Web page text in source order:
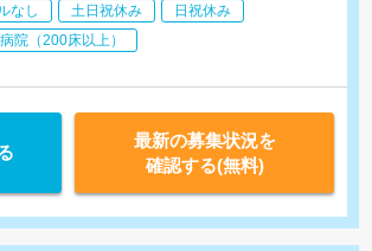
なし 土日祝休み
日祝休み
院（200床以上）
最新の募集状況を
確認する(無料)